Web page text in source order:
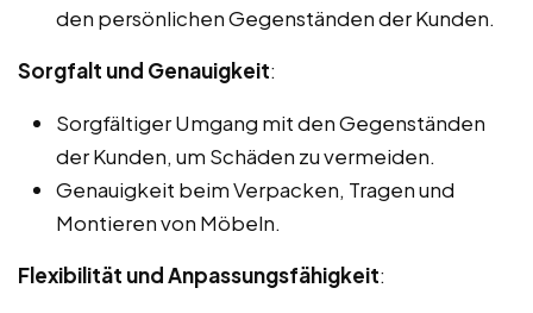
den persönlichen Gegenständen der Kunden.
Sorgfalt und Genauigkeit:
Sorgfältiger Umgang mit den Gegenständen
der Kunden, um Schäden zu vermeiden.
Genauigkeit beim Verpacken, Tragen und
Montieren von Möbeln.
Flexibilität und Anpassungsfähigkeit: